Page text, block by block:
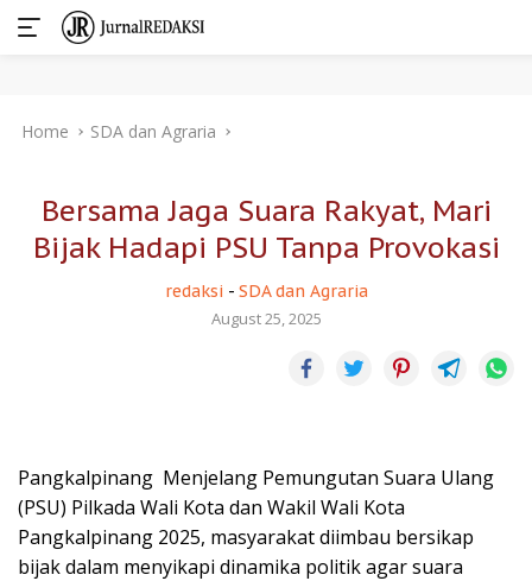
Home SDA dan Agraria
Bersama Jaga Suara Rakyat, Mari
Bijak Hadapi PSU Tanpa Provokasi
redaksi - SDA dan Agraria
August 25, 2025
Pangkalpinang  Menjelang Pemungutan Suara Ulang
(PSU) Pilkada Wali Kota dan Wakil Wali Kota
Pangkalpinang 2025, masyarakat diimbau bersikap
bijak dalam menyikapi dinamika politik agar suara